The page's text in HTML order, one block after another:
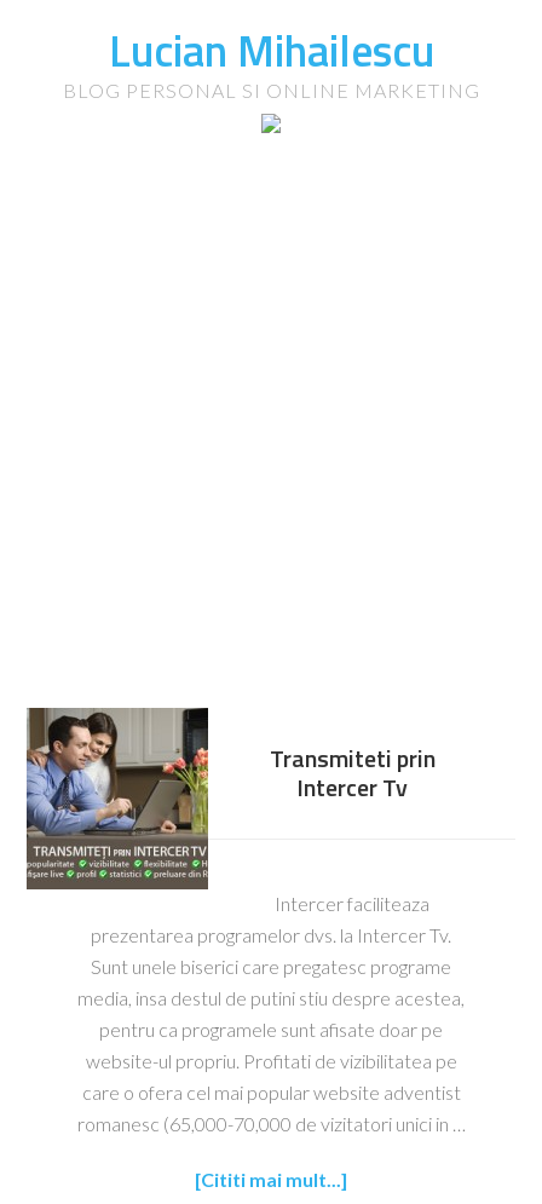
Lucian Mihailescu
BLOG PERSONAL SI ONLINE MARKETING
Transmiteti prin
Intercer Tv
Intercer faciliteaza
prezentarea programelor dvs. la Intercer Tv.
Sunt unele biserici care pregatesc programe
media, insa destul de putini stiu despre acestea,
pentru ca programele sunt afisate doar pe
website-ul propriu. Profitati de vizibilitatea pe
care o ofera cel mai popular website adventist
romanesc (65,000-70,000 de vizitatori unici in …
[Cititi mai mult...]